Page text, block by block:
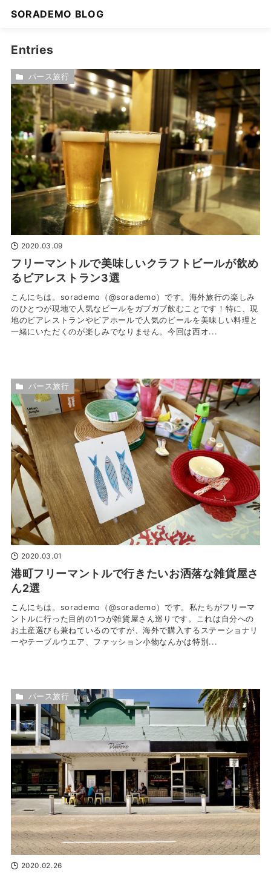
SORADEMO BLOG
Entries
2020.03.09
フリーマントルで美味しいクラフトビールが飲め
るビアレストラン3選
こんにちは。sorademo（@sorademo）です。海外旅行の楽しみ
のひとつが現地で人気なビールをガブガブ飲むことです！特に、現
地のビアレストランやビアホールで人気のビールを美味しい料理と
一緒にいただくのが楽しみでなりません。今回は西オ...
パース旅行
2020.03.01
港町フリーマントルで行きたいお洒落な雑貨屋さ
ん2選
こんにちは。sorademo（@sorademo）です。私たちがフリーマ
ントルに行った目的の1つが雑貨屋さん巡りです。これは自分への
お土産選びも兼ねているのですが、海外で購入するステーショナリ
ーやテーブルウエア、ファッション小物なんかは特別...
パース旅行
2020.02.26
パース旅行